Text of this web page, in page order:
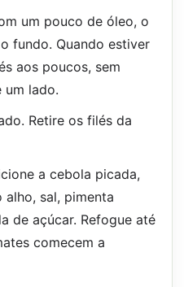
um pouco de óleo, o
fundo. Quando estiver
aos poucos, sem
um lado.
Retire os filés da
a cebola picada,
sal, pimenta
de açúcar. Refogue até
comecem a